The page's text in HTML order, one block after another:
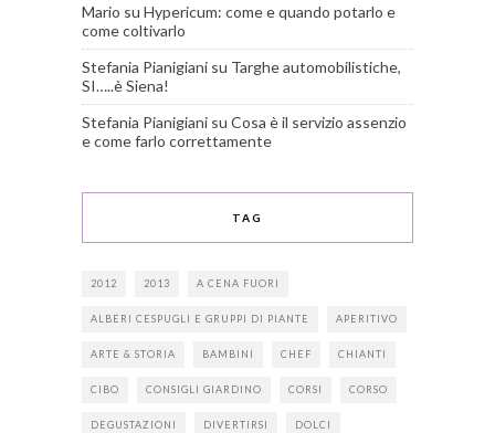
Mario su Hypericum: come e quando potarlo e
come coltivarlo
Stefania Pianigiani su Targhe automobilistiche,
SI…..è Siena!
Stefania Pianigiani su Cosa è il servizio assenzio
e come farlo correttamente
TAG
2012 2013 A CENA FUORI
ALBERI CESPUGLI E GRUPPI DI PIANTE APERITIVO
ARTE & STORIA BAMBINI CHEF CHIANTI
CIBO CONSIGLI GIARDINO CORSI CORSO
DEGUSTAZIONI DIVERTIRSI DOLCI